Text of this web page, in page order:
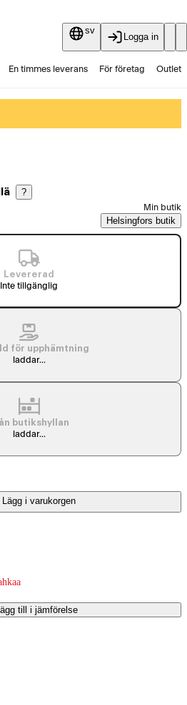
sv
Logga in
En timmes leverans För företag Outlet
?
Min butik
Helsingfors butik
Levererad
Inte tillgänglig
för upphämtning
laddar...
butikshyllan
laddar...
Lägg i varukorgen
till i jämförelse